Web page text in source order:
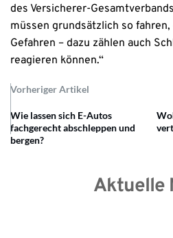
des Versicherer-
müssen grundsätzlich so
Gefahren – dazu zählen auch
reagieren können.“
Vorheriger Artikel
Wie lassen sich E-Autos
fachgerecht abschleppen und
bergen?
Aktuelle